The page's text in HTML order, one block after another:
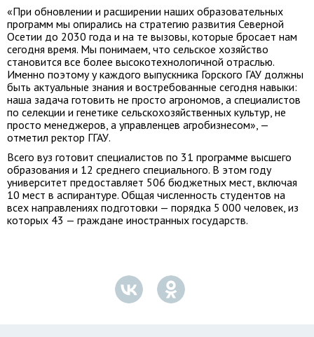
«При обновлении и расширении наших образовательных
программ мы опирались на стратегию развития Северной
Осетии до 2030 года и на те вызовы, которые бросает нам
сегодня время. Мы понимаем, что сельское хозяйство
становится все более высокотехнологичной отраслью.
Именно поэтому у каждого выпускника Горского ГАУ должны
быть актуальные знания и востребованные сегодня навыки:
наша задача готовить не просто агрономов, а специалистов
по селекции и генетике сельскохозяйственных культур, не
просто менеджеров, а управленцев агробизнесом», —
отметил ректор ГГАУ.
Всего вуз готовит специалистов по 31 программе высшего
образования и 12 среднего специального. В этом году
университет предоставляет 506 бюджетных мест, включая
10 мест в аспирантуре. Общая численность студентов на
всех направлениях подготовки — порядка 5 000 человек, из
которых 43 — граждане иностранных государств.